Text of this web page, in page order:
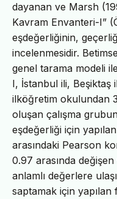
dayanan ve Marsh
Kavram Envanteri-I”
eşdeğerliğinin,
incelenmesidir.
genel tarama modeli
I, İstanbul ili, Beşiktaş
ilköğretim okulundan
oluşan çalışma
eşdeğerliği için
arasındaki Pearson
0.97 arasında
anlamlı değerlere
saptamak için